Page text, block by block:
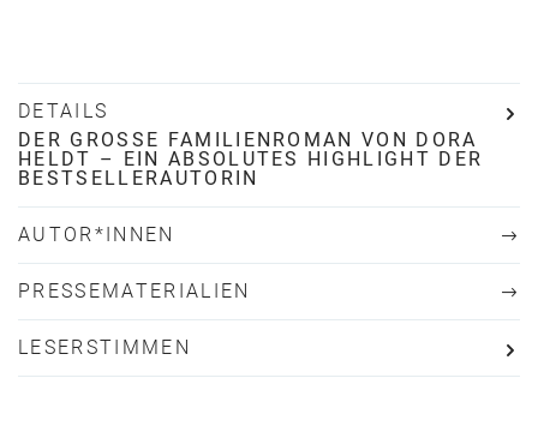
DETAILS
DER GROSSE FAMILIENROMAN VON DORA H
ELDT – EIN ABSOLUTES HIGHLIGHT DER B
ESTSELLERAUTORIN
AUTOR*INNEN
PRESSEMATERIALIEN
LESERSTIMMEN